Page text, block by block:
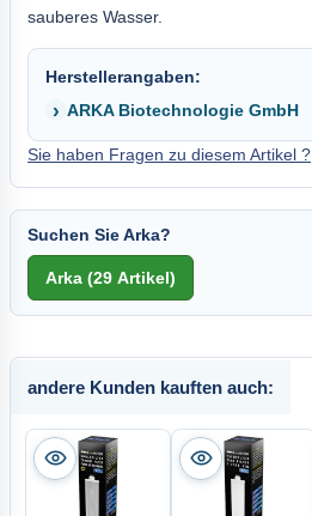
sauberes Wasser.
Herstellerangaben:
ARKA Biotechnologie GmbH
Sie haben Fragen zu diesem Artikel ?
Suchen Sie Arka?
andere Kunden kauften auch: